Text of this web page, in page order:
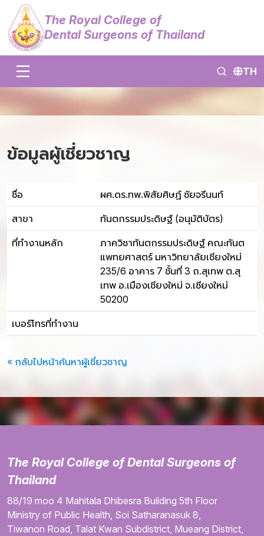
The Royal College of
Dental Surgeons of Thailand
TH
ข้อมูลผู้เชี่ยวชาญ
ชื่อ ผศ.ดร.ทพ.พิสัยศิษฏ์ ชัยจรีนนท์
สาขา ทันตกรรมประดิษฐ์ (อนุมัติบัตร)
ที่ทำงานหลัก
ภาควิชาทันตกรรมประดิษฐ์ คณะทันต
แพทยศาสตร์ มหาวิทยาลัยเชียงใหม่
235/6 อาคาร 7 ชั้นที่ 3 ถ.สุเทพ ต.สุ
เทพ อ.เมืองเชียงใหม่ จ.เชียงใหม่
50200
เบอร์โทรที่ทำงาน
« กลับไปหน้าค้นหาผู้เชี่ยวชาญ
The Royal College of Dental Surgeons of
Thailand
88/19 moo 4 Mahitala Dhibesra Building 5th Floor
Ministry of Public Health, Soi Satharanasuk 8,
Tiwanon Road, Talat Kwan Subdistrict, Mueang District,